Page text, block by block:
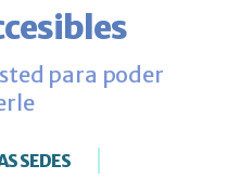
para poder
SEDES